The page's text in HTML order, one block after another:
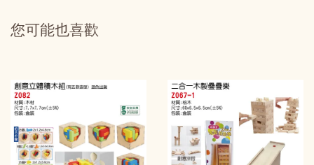
您可能也喜歡